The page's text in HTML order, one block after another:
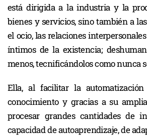
está dirigida a la industria y la
bienes y servicios, sino también a
el ocio, las relaciones
íntimos de la existencia;
menos, tecnificándolos como nunca
Ella, al facilitar la
conocimiento y gracias a su
procesar grandes cantidades de
capacidad de autoaprendizaje, de